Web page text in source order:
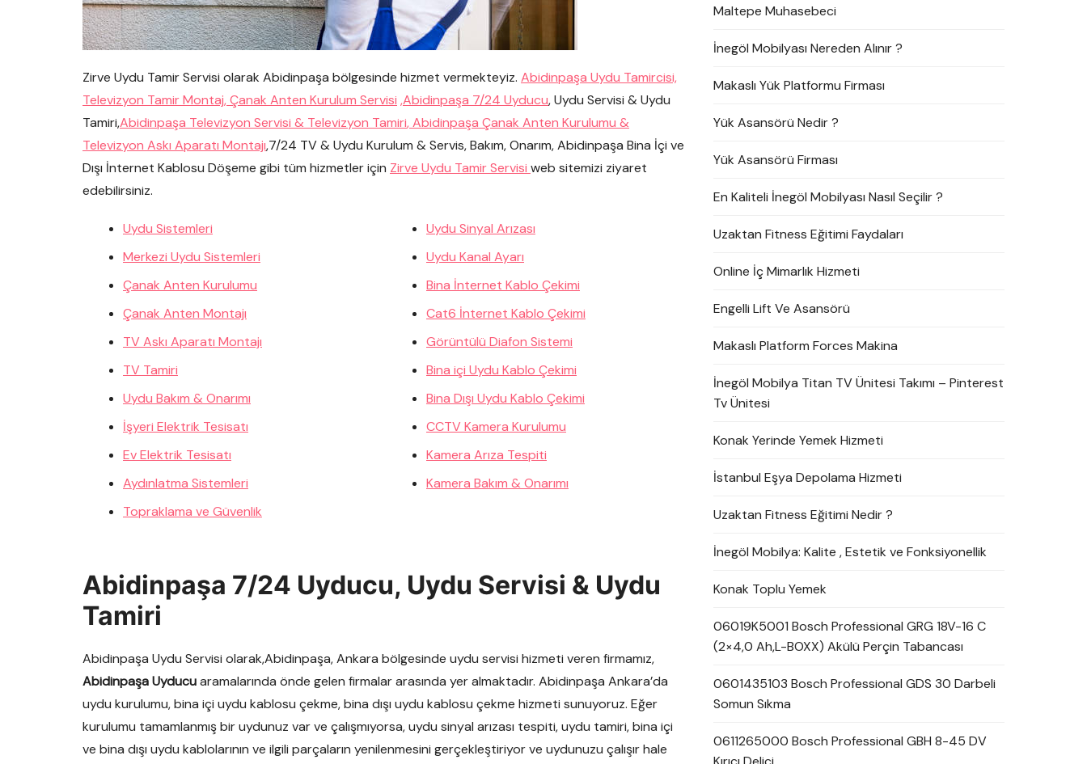
Zirve Uydu Tamir Servisi olarak Abidinpaşa bölgesinde hizmet vermekteyiz. Abidinpaşa Uydu Tamircisi,
Televizyon Tamir Montaj, Çanak Anten Kurulum Servisi ,Abidinpaşa 7/24 Uyducu, Uydu Servisi & Uydu
Tamiri,Abidinpaşa Televizyon Servisi & Televizyon Tamiri,Abidinpaşa Çanak Anten Kurulumu &
Televizyon Askı Aparatı Montajı,7/24 TV & Uydu Kurulum & Servis, Bakım, Onarım, Abidinpaşa Bina İçi ve
Dışı İnternet Kablosu Döşeme gibi tüm hizmetler için Zirve Uydu Tamir Servisi web sitemizi ziyaret
edebilirsiniz.
Uydu Sistemleri
Merkezi Uydu Sistemleri
Çanak Anten Kurulumu
Çanak Anten Montajı
TV Askı Aparatı Montajı
TV Tamiri
Uydu Bakım & Onarımı
İşyeri Elektrik Tesisatı
Ev Elektrik Tesisatı
Aydınlatma Sistemleri
Topraklama ve Güvenlik
Uydu Sinyal Arızası
Uydu Kanal Ayarı
Bina İnternet Kablo Çekimi
Cat6 İnternet Kablo Çekimi
Görüntülü Diafon Sistemi
Bina içi Uydu Kablo Çekimi
Bina Dışı Uydu Kablo Çekimi
CCTV Kamera Kurulumu
Kamera Arıza Tespiti
Kamera Bakım & Onarımı
Abidinpaşa 7/24 Uyducu, Uydu Servisi & Uydu
Tamiri
Abidinpaşa Uydu Servisi olarak,Abidinpaşa, Ankara bölgesinde uydu servisi hizmeti veren firmamız,
Abidinpaşa Uyducuaramalarında önde gelen firmalar arasında yer almaktadır. Abidinpaşa Ankara’da
uydu kurulumu, bina içi uydu kablosu çekme, bina dışı uydu kablosu çekme hizmeti sunuyoruz. Eğer
kurulumu tamamlanmış bir uydunuz var ve çalışmıyorsa, uydu sinyal arızası tespiti, uydu tamiri, bina içi
ve bina dışı uydu kablolarının ve ilgili parçaların yenilenmesini gerçekleştiriyor ve uydunuzu çalışır hale
Maltepe Muhasebeci
İnegöl Mobilyası Nereden Alınır ?
Makaslı Yük Platformu Firması
Yük Asansörü Nedir ?
Yük Asansörü Firması
En Kaliteli İnegöl Mobilyası Nasıl Seçilir ?
Uzaktan Fitness Eğitimi Faydaları
Online İç Mimarlık Hizmeti
Engelli Lift Ve Asansörü
Makaslı Platform Forces Makina
İnegöl Mobilya Titan TV Ünitesi Takımı – Pinterest
Tv Ünitesi
Konak Yerinde Yemek Hizmeti
İstanbul Eşya Depolama Hizmeti
Uzaktan Fitness Eğitimi Nedir ?
İnegöl Mobilya: Kalite , Estetik ve Fonksiyonellik
Konak Toplu Yemek
06019K5001 Bosch Professional GRG 18V-16 C
(2×4,0 Ah,L-BOXX) Akülü Perçin Tabancası
0601435103 Bosch Professional GDS 30 Darbeli
Somun Sıkma
0611265000 Bosch Professional GBH 8-45 DV